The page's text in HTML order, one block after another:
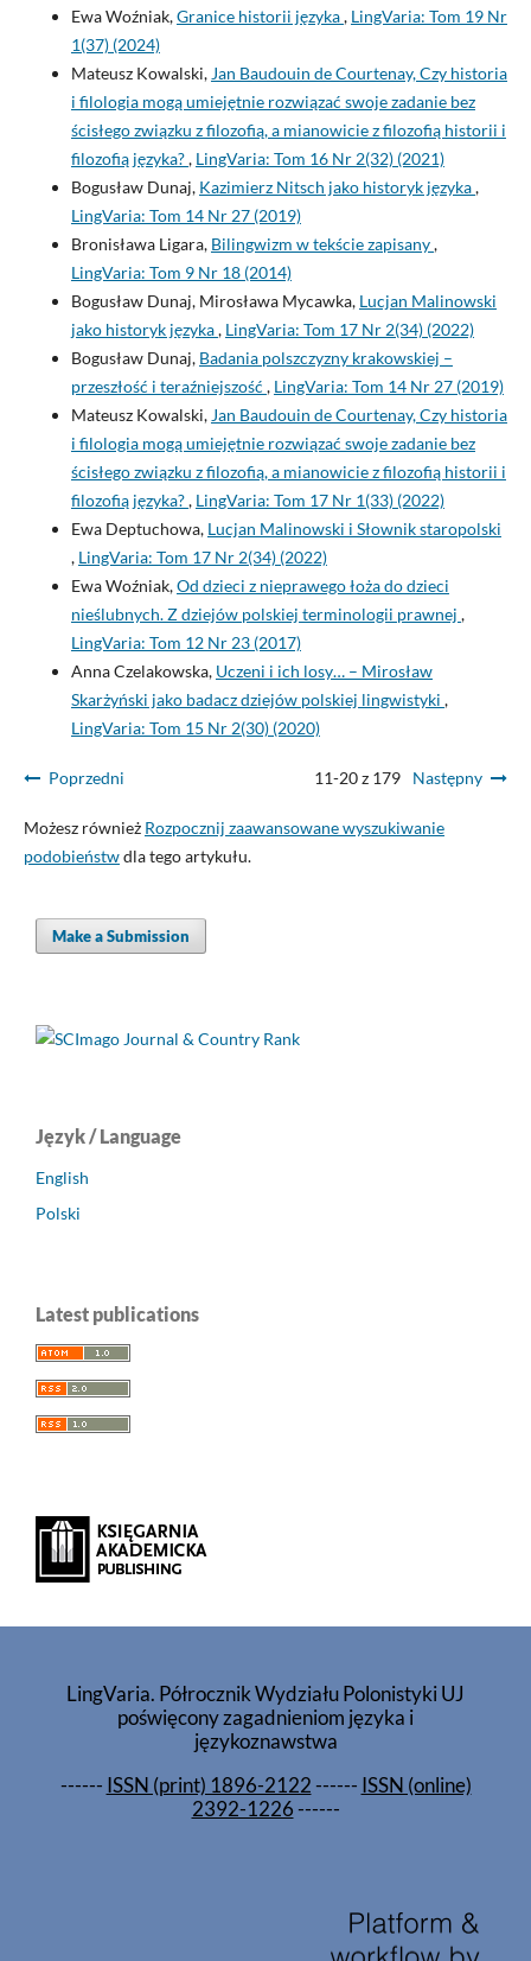
Ewa Woźniak,Granice historii języka, LingVaria: Tom 19 Nr
1(37) (2024)
Mateusz Kowalski, Jan Baudouin de Courtenay, Czy historia
i filologia mogą umiejętnie rozwiązać swoje zadanie bez
ścisłego związku z filozofią, a mianowicie z filozofią historii i
filozofią języka?, LingVaria: Tom 16 Nr 2(32) (2021)
Bogusław Dunaj, Kazimierz Nitsch jako historyk języka,
LingVaria: Tom 14 Nr 27 (2019)
Bronisława Ligara, Bilingwizm w tekście zapisany,
LingVaria: Tom 9 Nr 18 (2014)
Bogusław Dunaj, Mirosława Mycawka, Lucjan Malinowski
jako historyk języka, LingVaria: Tom 17 Nr 2(34) (2022)
Bogusław Dunaj, Badania polszczyzny krakowskiej –
przeszłość i teraźniejszość , LingVaria: Tom 14 Nr 27 (2019)
Mateusz Kowalski, Jan Baudouin de Courtenay, Czy historia
i filologia mogą umiejętnie rozwiązać swoje zadanie bez
ścisłego związku z filozofią, a mianowicie z filozofią historii i
filozofią języka?, LingVaria: Tom 17 Nr 1(33) (2022)
Ewa Deptuchowa, Lucjan Malinowski i Słownik staropolski
, LingVaria: Tom 17 Nr 2(34) (2022)
Ewa Woźniak,Od dzieci z nieprawego łoża do dzieci
nieślubnych. Z dziejów polskiej terminologii prawnej ,
LingVaria: Tom 12 Nr 23 (2017)
Anna Czelakowska, Uczeni i ich losy… – Mirosław
Skarżyński jako badacz dziejów polskiej lingwistyki ,
LingVaria: Tom 15 Nr 2(30) (2020)
Poprzedni 11-20 z 179 Następny
Możesz również Rozpocznij zaawansowane wyszukiwanie
podobieństwdla tego artykułu.
Make a Submission
Język / Language
English
Polski
Latest publications
LingVaria. Półrocznik Wydziału Polonistyki UJ
poświęcony zagadnieniom języka i
językoznawstwa
------ ISSN (print) 1896-2122------ ISSN (online)
2392-1226------